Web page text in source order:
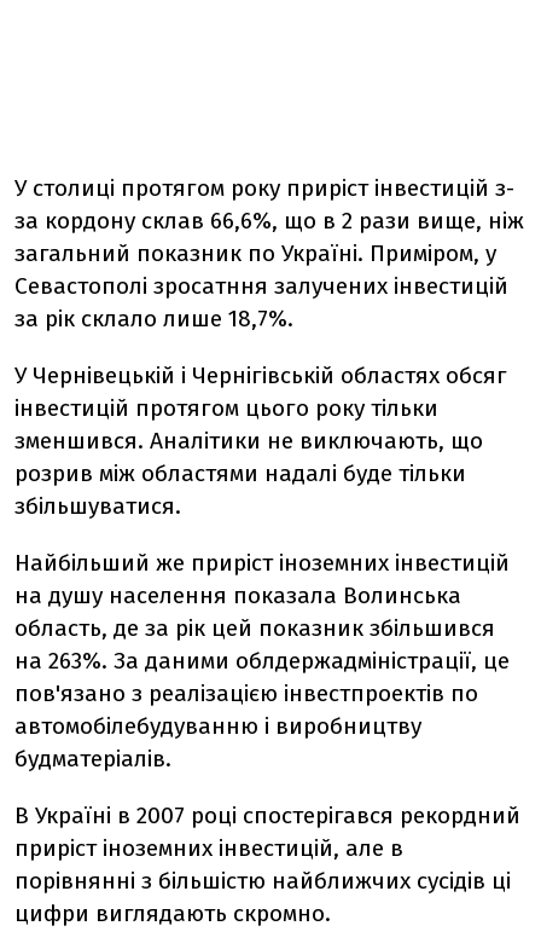
У столиці протягом року приріст інвестицій з-
за кордону склав 66,6%, що в 2 рази вище, ніж
загальний показник по Україні. Приміром, у
Севастополі зросатння залучених інвестицій
за рік склало лише 18,7%.
У Чернівецькій і Чернігівській областях обсяг
інвестицій протягом цього року тільки
зменшився. Аналітики не виключають, що
розрив між областями надалі буде тільки
збільшуватися.
Найбільший же приріст іноземних інвестицій
на душу населення показала Волинська
область, де за рік цей показник збільшився
на 263%. За даними облдержадміністрації, це
пов'язано з реалізацією інвестпроектів по
автомобілебудуванню і виробництву
будматеріалів.
В Україні в 2007 році спостерігався рекордний
приріст іноземних інвестицій, але в
порівнянні з більшістю найближчих сусідів ці
цифри виглядають скромно.